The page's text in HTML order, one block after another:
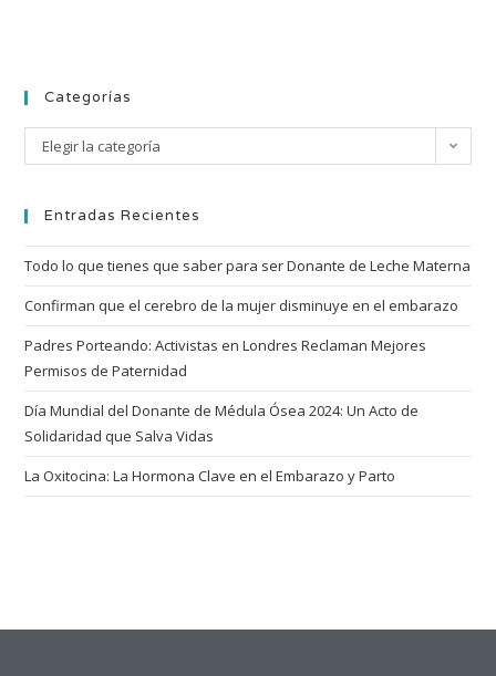
Categorías
Elegir la categoría
Entradas Recientes
Todo lo que tienes que saber para ser Donante de Leche Materna
Confirman que el cerebro de la mujer disminuye en el embarazo
Padres Porteando: Activistas en Londres Reclaman Mejores
Permisos de Paternidad
Día Mundial del Donante de Médula Ósea 2024: Un Acto de
Solidaridad que Salva Vidas
La Oxitocina: La Hormona Clave en el Embarazo y Parto